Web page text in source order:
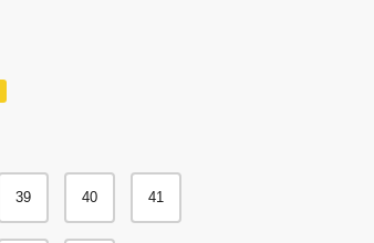
39 40 41